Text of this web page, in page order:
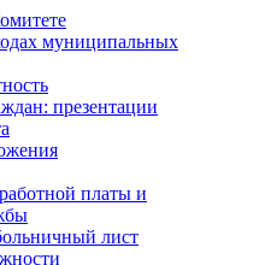
муниципальных
презентации
платы и
лист